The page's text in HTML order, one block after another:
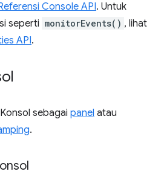
Console API. Untuk
seperti monitorEvents() , lihat
API.
sebagai panel atau
.